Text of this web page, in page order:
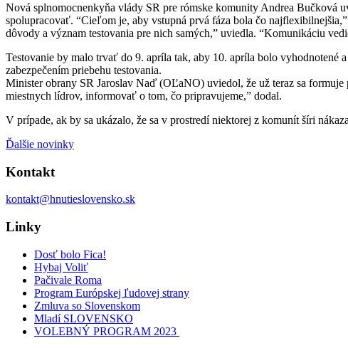
Nová splnomocnenkyňa vlády SR pre rómske komunity Andrea Bučková
spolupracovať. “Cieľom je, aby vstupná prvá fáza bola čo
dôvody a význam testovania pre nich samých,” uviedla. “Komunikáciu
Testovanie by malo trvať do 9. apríla tak, aby 10. apríla bolo vyhodnotené
zabezpečením priebehu testovania.
Minister obrany SR Jaroslav Naď (OĽaNO) uviedol, že už teraz sa
miestnych lídrov, informovať o tom, čo pripravujeme,” dodal.
V prípade, ak by sa ukázalo, že sa v prostredí niektorej z komunít šíri
Ďalšie novinky
Kontakt
kontakt@hnutieslovensko.sk
Linky
Dosť bolo Fica!
Hybaj Voliť
Pačivale Roma
Program Európskej ľudovej strany
Zmluva so Slovenskom
Mladí SLOVENSKO
VOLEBNÝ PROGRAM 2023